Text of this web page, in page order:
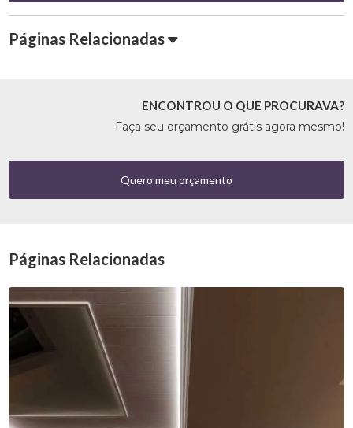
Páginas Relacionadas
ENCONTROU O QUE PROCURAVA?
Faça seu orçamento grátis agora mesmo!
Quero meu orçamento
Páginas Relacionadas